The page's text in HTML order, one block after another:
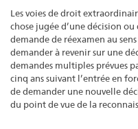
Les voies de droit
chose jugée d’une décision ou
demande de réexamen au
demander à revenir sur une
demandes multiples prévues
cinq ans suivant l’entrée en
de demander une nouvelle
du point de vue de la